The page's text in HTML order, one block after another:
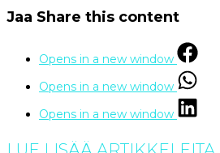
Jaa Share this content
Opens in a new window
Opens in a new window
Opens in a new window